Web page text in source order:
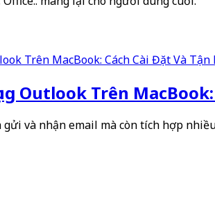
Outlook Trên
và nhận email mà còn tích hợp